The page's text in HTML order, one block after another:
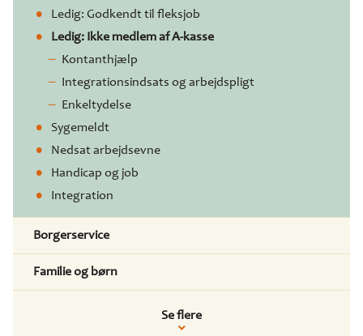
Borgerservice
Familie og børn
Ledig: Godkendt til fleksjob
Ledig: Ikke medlem af A-kasse
Kontanthjælp
Integrationsindsats og arbejdspligt
Enkeltydelse
Sygemeldt
Nedsat arbejdsevne
Handicap og job
Integration
Se flere